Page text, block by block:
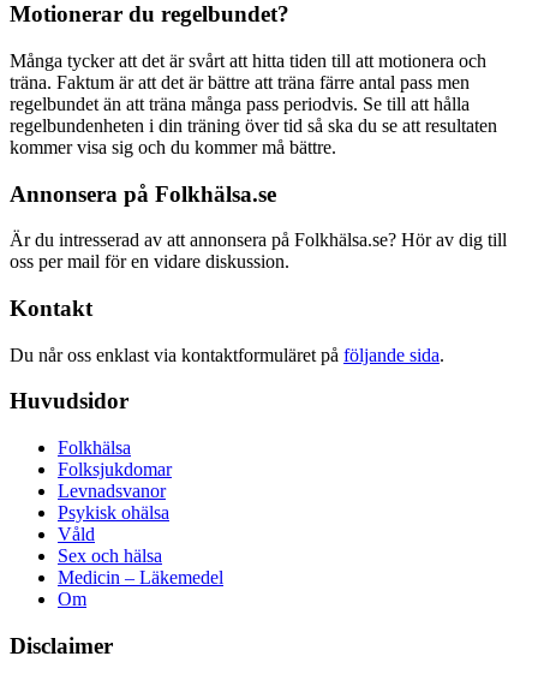
Motionerar du regelbundet?
Många tycker att det är svårt att hitta tiden till att motionera och
träna. Faktum är att det är bättre att träna färre antal pass men
regelbundet än att träna många pass periodvis. Se till att hålla
regelbundenheten i din träning över tid så ska du se att resultaten
kommer visa sig och du kommer må bättre.
Annonsera på Folkhälsa.se
Är du intresserad av att annonsera på Folkhälsa.se? Hör av dig till
oss per mail för en vidare diskussion.
Kontakt
Du når oss enklast via kontaktformuläret på följande sida.
Huvudsidor
Folkhälsa
Folksjukdomar
Levnadsvanor
Psykisk ohälsa
Våld
Sex och hälsa
Medicin – Läkemedel
Om
Disclaimer